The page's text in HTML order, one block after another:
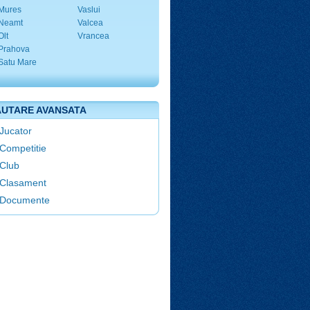
Mare
Vaslui
Valcea
Vrancea
AVANSATA